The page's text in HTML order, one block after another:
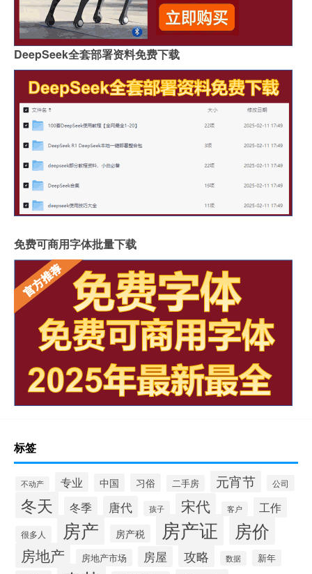
DeepSeek全套部署资料免费下载
免费可商用字体批量下载
标签
不动产 专业 中国 习俗 二手房 元宵节 公司
冬天 冬季 唐代 孩子 宋代 客户 工作
很多人 房产 房产税 房产证 房价
房地产 房地产市场 房屋 攻略 数据 新年